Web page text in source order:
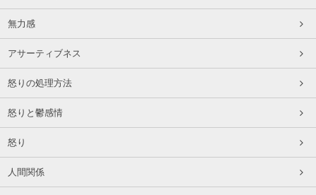
無力感
アサーティブネス
怒りの処理方法
怒りと鬱感情
怒り
人間関係